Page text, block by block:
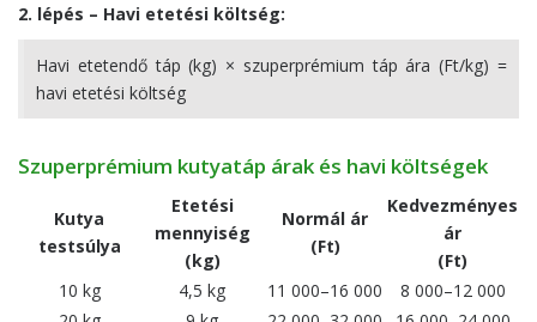
2. lépés – Havi etetési költség:
Havi etetendő táp (kg) × szuperprémium táp ára (Ft/kg) =
havi etetési költség
Szuperprémium kutyatáp árak és havi költségek
Kutya
testsúlya
Etetési
mennyiség
(kg)
Normál ár
(Ft)
Kedvezményes
ár
(Ft)
10 kg
4,5 kg 11 000–16 000
8 000–12 000